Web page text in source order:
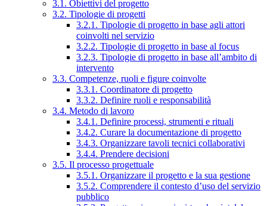
3.1. Obiettivi del progetto
3.2. Tipologie di progetti
3.2.1. Tipologie di progetto in base agli attori
coinvolti nel servizio
3.2.2. Tipologie di progetto in base al focus
3.2.3. Tipologie di progetto in base all’ambito di
intervento
3.3. Competenze, ruoli e figure coinvolte
3.3.1. Coordinatore di progetto
3.3.2. Definire ruoli e responsabilità
3.4. Metodo di lavoro
3.4.1. Definire processi, strumenti e rituali
3.4.2. Curare la documentazione di progetto
3.4.3. Organizzare tavoli tecnici collaborativi
3.4.4. Prendere decisioni
3.5. Il processo progettuale
3.5.1. Organizzare il progetto e la sua gestione
3.5.2. Comprendere il contesto d’uso del servizio
pubblico